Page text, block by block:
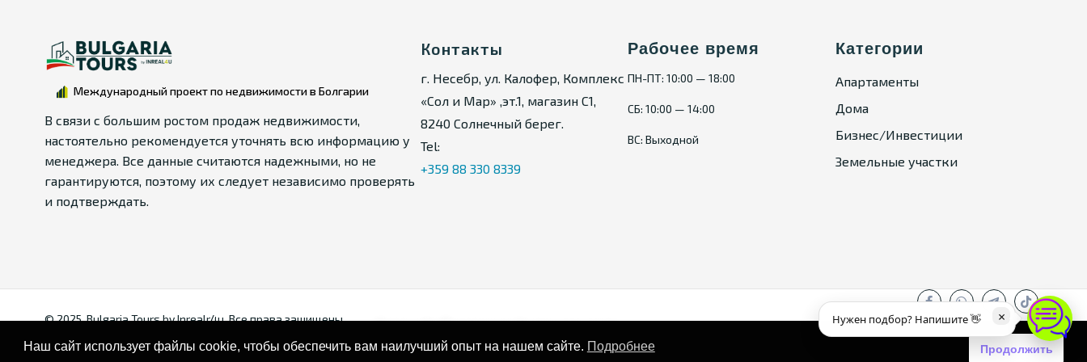
Международный проект по недвижимости в Болгарии
В связи с большим ростом продаж недвижимости,
настоятельно рекомендуется уточнять всю информацию у
менеджера. Все данные считаются надежными, но не
гарантируются, поэтому их следует независимо проверять
и подтверждать.
Контакты
г. Несебр, ул. Калофер, Комплекс
«Сол и Мар» ,эт.1, магазин С1,
8240 Солнечный берег.
Tel:
+359 88 330 8339
Рабочее время
ПН-ПТ: 10:00 — 18:00
СБ: 10:00 — 14:00
ВС: Выходной
Категории
Апартаменты
Дома
Бизнес/Инвестиции
Земельные участки
© 2025. Bulgaria Tours by Inrealr4u. Все права зашищены. Карта сайтаПолитика конфиденциальности ×
Нужен подбор? Напишите 👋
Наш сайт использует файлы cookie, чтобы обеспечить вам наилучший опыт на нашем сайте. Подробнее Продолжить